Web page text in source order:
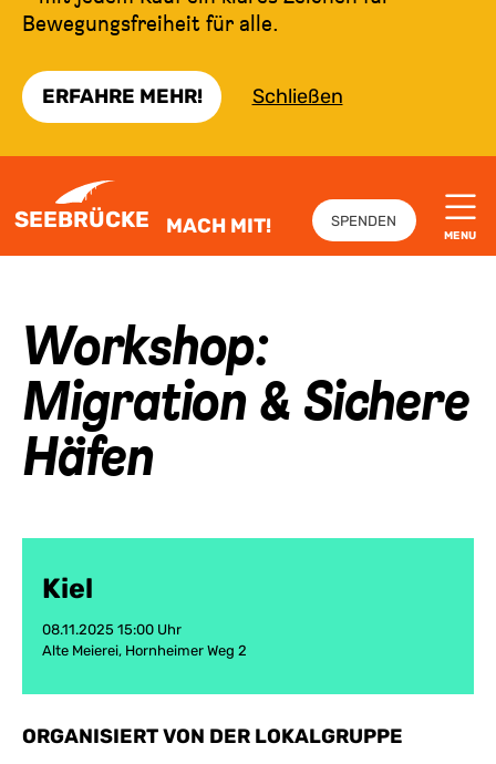
Bewegungsfreiheit für alle.
ERFAHRE MEHR! Schließen
SEEBRÜCKE MACH MIT! SPENDEN
MENU
Workshop:
Migration & Sichere
Häfen
Kiel
08.11.2025 15:00 Uhr
Alte Meierei, Hornheimer Weg 2
ORGANISIERT VON DER LOKALGRUPPE